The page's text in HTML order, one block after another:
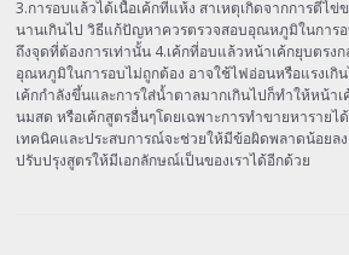
3.การอบแล้วได้เนื้อเค้กที่แห้ง สาเหตุเกิดจากการตีไข่
นานเกินไป วิธีแก้ปัญหาควรตรวจสอบอุณหภูมิในการ
ถึงจุดที่ต้องการเท่านั้น 4.เค้กที่อบแล้วหน้าเค้กยุบตรงก
อุณหภูมิในการอบไม่ถูกต้อง อาจใช้ไฟอ่อนหรือแรงเกิ
เค้กกำลังขึ้นและการใส่น้ำตาลมากเกินไปก็ทำให้หน้า
นมสด หรือเค้กสูตรอื่นๆโดยเฉพาะการทำขายหารายไ
เทคนิคและประสบการณ์จะช่วยให้มีข้อผิดพลาดน้อยล
ปรับปรุงสูตรให้มีเอกลักษณ์เป็นของเราได้อีกด้วย